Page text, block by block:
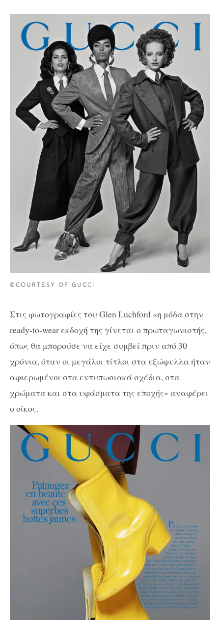
©COURTESY OF GUCCI
Στις φωτογραφίες του Glen Luchford «η μόδα στην
ready-to-wear εκδοχή της γίνεται ο πρωταγωνιστής,
όπως θα μπορούσε να είχε συμβεί πριν από 30
χρόνια, όταν οι μεγάλοι τίτλοι στα εξώφυλλα ήταν
αφιερωμένοι στα εντυπωσιακά σχέδια, στα
χρώματα και στα υφάσματα της εποχής» αναφέρει
ο οίκος.